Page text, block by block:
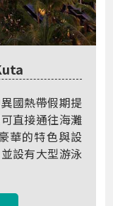
國熱帶假期提
直接通往海灘
華的特色與設
設有大型游泳